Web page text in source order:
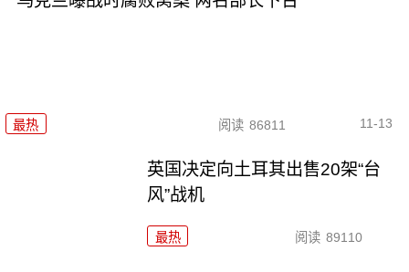
最热 阅读 86811 11-13
英国决定向土耳其出售20架“台
风”战机
最热 阅读 89110